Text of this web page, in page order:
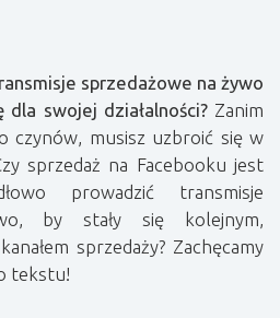
sprzedażowe na żywo
swojej działalności?Zanim
czynów, musisz uzbroić się w
sprzedaż na Facebooku jest
prowadzić transmisje
by stały się kolejnym,
sprzedaży? Zachęcamy
tekstu!